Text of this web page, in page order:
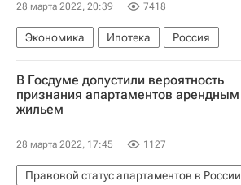
28 марта 2022, 20:39 7418
Экономика Ипотека
Россия
Центральный Банк РФ (ЦБ РФ)
В Госдуме допустили вероятность
признания апартаментов арендным
жильем
28 марта 2022, 17:45 1127
Правовой статус апартаментов в России